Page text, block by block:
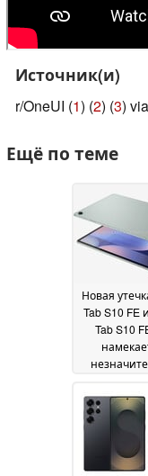
Источник(и)
r/OneUI (1) (2) (3)
Ещё по теме
Новая
Tab S10 FE
Tab S10
March